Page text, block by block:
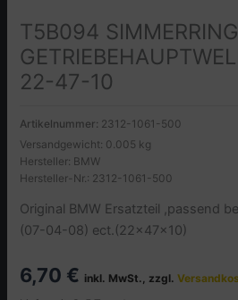
T5B094 SIMMERRING
22-47-10
Artikelnummer: 2312-1061-500
Versandgewicht: 0.005 kg
Hersteller: BMW
Hersteller-Nr.: 2312-1061-500
Original BMW Ersatzteil ,passend
(07-04-08) ect.(22x47x10)
6,70 € inkl. MwSt., zzgl.